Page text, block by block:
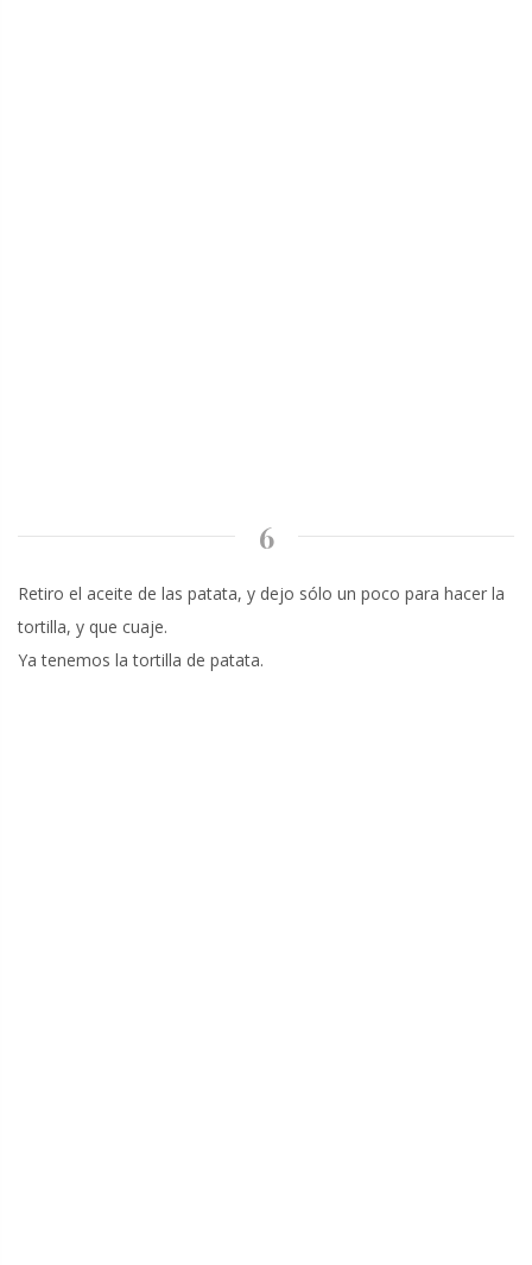
6
Retiro el aceite de las patata, y dejo sólo un poco para hacer la
tortilla, y que cuaje.
Ya tenemos la tortilla de patata.